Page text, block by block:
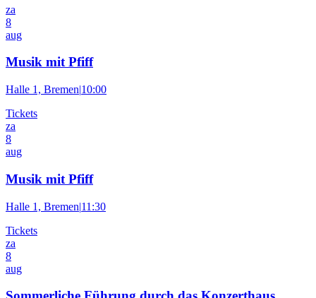
za
8
aug
Musik mit Pfiff
Halle 1, Bremen|10:00
Tickets
za
8
aug
Musik mit Pfiff
Halle 1, Bremen|11:30
Tickets
za
8
aug